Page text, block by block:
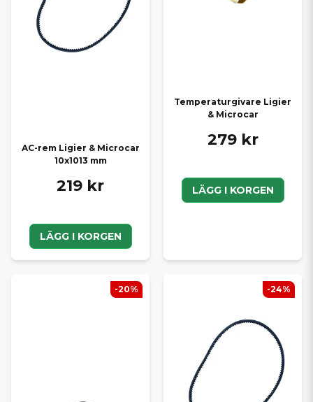
AC-rem Ligier & Microcar
10x1013 mm
219 kr
LÄGG I KORGEN
Temperaturgivare Ligier
& Microcar
279 kr
LÄGG I KORGEN
-20% -24%